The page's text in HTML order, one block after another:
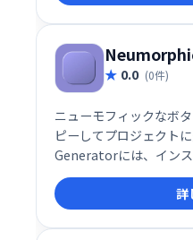
0.0 (0件)
ニューモフィックなボ
ピーしてプロジェクト
Generatorには、イン
以上のプリセットが付
詳